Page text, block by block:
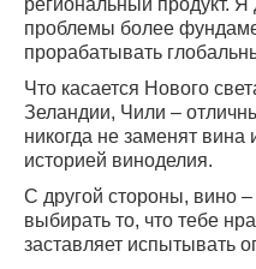
региональный продукт.
проблемы более
прорабатывать
Что касается Нового
Зеландии, Чили –
никогда не заменят вина
историей виноделия.
С другой стороны, вино
выбирать то, что тебе
заставляет испытывать